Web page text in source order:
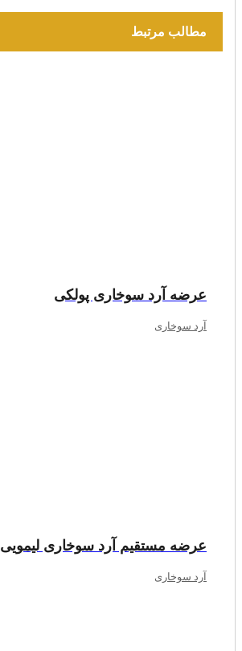
مطالب مرتبط
عرضه آرد سوخاری پولکی
آرد سوخاری
عرضه مستقیم آرد سوخاری لیمویی
آرد سوخاری